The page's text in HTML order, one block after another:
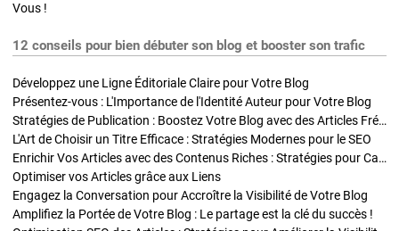
Vous !
12 conseils pour bien débuter son blog et booster son trafic
Développez une Ligne Éditoriale Claire pour Votre Blog
Présentez-vous : L'Importance de l'Identité Auteur pour Votre Blog
Stratégies de Publication : Boostez Votre Blog avec des Articles Fréquents et Exclusifs
L'Art de Choisir un Titre Efficace : Stratégies Modernes pour le SEO
Enrichir Vos Articles avec des Contenus Riches : Stratégies pour Captiver et Optimiser
Optimiser vos Articles grâce aux Liens
Engagez la Conversation pour Accroître la Visibilité de Votre Blog
Amplifiez la Portée de Votre Blog : Le partage est la clé du succès !